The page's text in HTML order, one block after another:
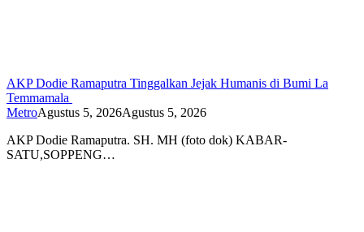
AKP Dodie Ramaputra Tinggalkan Jejak Humanis di Bumi La
Temmamala
MetroAgustus 5, 2026Agustus 5, 2026
AKP Dodie Ramaputra. SH. MH (foto dok) KABAR-
SATU,SOPPENG…